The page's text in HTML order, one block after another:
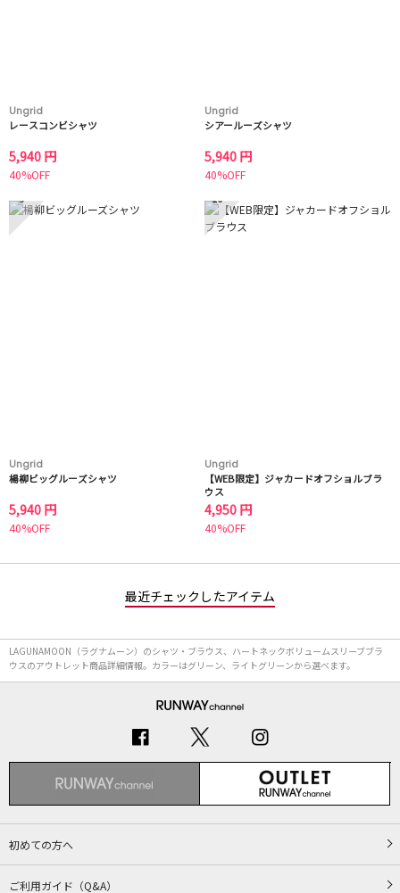
Ungrid
レースコンビシャツ
5,940 円
40%OFF
Ungrid
シアールーズシャツ
5,940 円
40%OFF
9
Ungrid
楊柳ビッグルーズシャツ
5,940 円
40%OFF
10
Ungrid
【WEB限定】ジャカードオフショルブラ
ウス
4,950 円
40%OFF
最近チェックしたアイテム
LAGUNAMOON（ラグナムーン）のシャツ・ブラウス、ハートネックボリュームスリーブブラ
ウスのアウトレット商品詳細情報。カラーはグリーン、ライトグリーンから選べます。
初めての方へ
ご利用ガイド（Q&A）